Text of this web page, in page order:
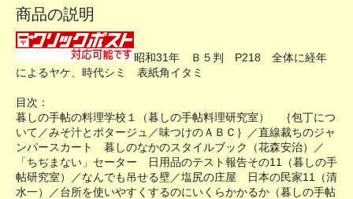
商品の説明
昭和31年 Ｂ５判 P218 全体に経年
によるヤケ、時代シミ 表紙角イタミ
目次：
暮しの手帖の料理学校１（暮しの手帖料理研究室） ｛包丁につ
いて／みそ汁とポタージュ／味つけのＡＢＣ｝／直線裁ちのジャ
ンパースカート 暮しのなかのスタイルブック（花森安治）／
「ちぢまない」セーター 日用品のテスト報告その11（暮しの手
帖研究室）／なんでも吊せる壁／塩尻の庄屋 日本の民家11（清
水一）／台所を使いやすくするのにいくらかかるか（暮しの手帖